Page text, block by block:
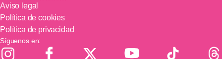
Aviso legal
Política de cookies
Política de privacidad
Síguenos en: